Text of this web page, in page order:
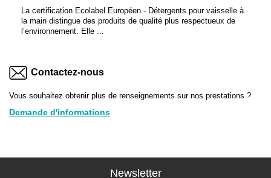
La certification Ecolabel Européen - Détergents pour vaisselle à
la main distingue des produits de qualité plus respectueux de
l’environnement. Elle ...
Contactez-nous
Vous souhaitez obtenir plus de renseignements sur nos prestations ?
Demande d'informations
Newsletter